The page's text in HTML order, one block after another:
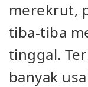
merekrut,
tiba-tiba
tinggal.
banyak